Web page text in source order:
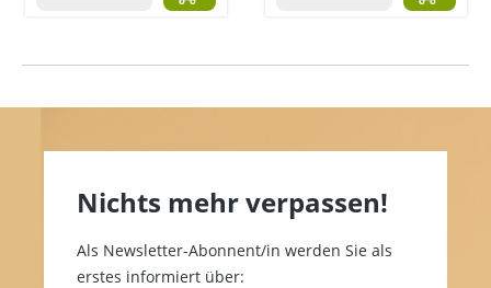
Nichts mehr verpassen!
Als Newsletter-Abonnent/in werden Sie als
erstes informiert über: